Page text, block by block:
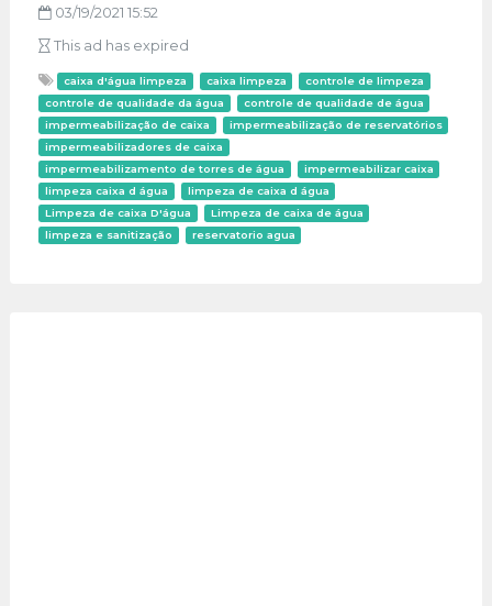
03/19/2021 15:52
This ad has expired
caixa d'água limpeza caixa limpeza
controle de limpeza
controle de qualidade da água
controle de qualidade de água
impermeabilização de caixa
impermeabilização de reservatórios
impermeabilizadores de caixa
impermeabilizamento de torres de água
impermeabilizar caixa
limpeza caixa d água
limpeza de caixa d água
Limpeza de caixa D'água
Limpeza de caixa de água
limpeza e sanitização
reservatorio agua